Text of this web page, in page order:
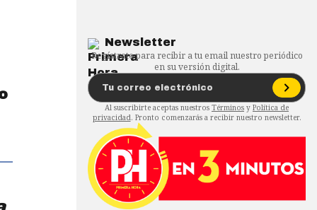
Newsletter
Regístrate para recibir a tu email nuestro periódico
en su versión digital.
Al suscribirte aceptas nuestros Términos y Política de
privacidad. Pronto comenzarás a recibir nuestro newsletter.